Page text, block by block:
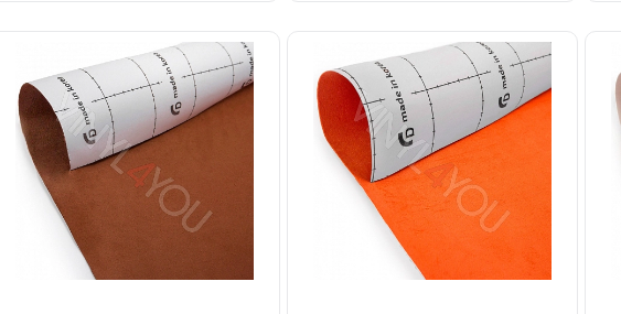
Предзаказ
Купить в 1 клик К сравнению
В избранное Под заказ
Предзаказ
Купить в 1 клик К сравнению
В избранное Под заказ